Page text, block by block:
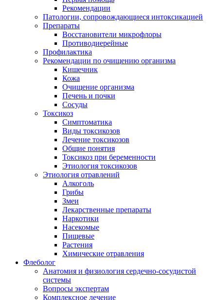
Рекомендации
Патологии, сопровождающиеся интоксикацией
Препараты
Восстановители микрофлоры
Противодиерейные
Профилактика
Рекомендации по очищению организма
Кишечник
Кожа
Очищение организма
Печень и почки
Сосуды
Токсикоз
Cимптоматика
Виды токсикозов
Лечение токсикозов
Общие понятия
Токсикоз при беременности
Этиология токсикозов
Этиология отравлений
Алкоголь
Грибы
Змеи
Лекарственные препараты
Наркотики
Насекомые
Пищевые
Растения
Химические отравления
Флеболог
Анатомия и физиология сердечно-сосудистой
системы
Вопросы экспертам
Комплексное лечение